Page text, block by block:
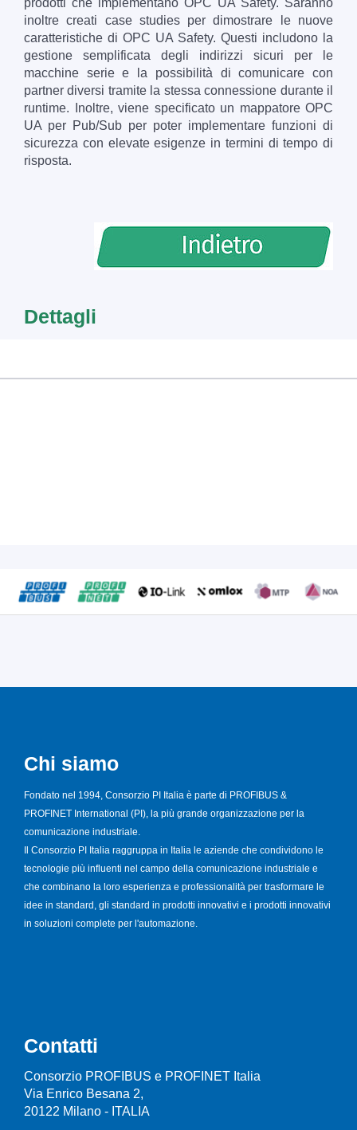
prodotti che implementano OPC UA Safety. Saranno
inoltre creati case studies per dimostrare le nuove
caratteristiche di OPC UA Safety. Questi includono la
gestione semplificata degli indirizzi sicuri per le
macchine serie e la possibilità di comunicare con
partner diversi tramite la stessa connessione durante il
runtime. Inoltre, viene specificato un mappatore OPC
UA per Pub/Sub per poter implementare funzioni di
sicurezza con elevate esigenze in termini di tempo di
risposta.
Dettagli
Chi siamo
Fondato nel 1994, Consorzio PI Italia è parte di PROFIBUS &
PROFINET International (PI), la più grande organizzazione per la
comunicazione industriale.
Il Consorzio PI Italia raggruppa in Italia le aziende che condividono le
tecnologie più influenti nel campo della comunicazione industriale e
che combinano la loro esperienza e professionalità per trasformare le
idee in standard, gli standard in prodotti innovativi e i prodotti innovativi
in soluzioni complete per l'automazione.
Contatti
Consorzio PROFIBUS e PROFINET Italia
Via Enrico Besana 2,
20122 Milano - ITALIA